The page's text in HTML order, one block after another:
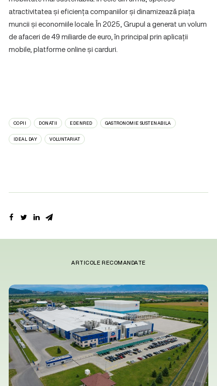
atractivitatea și eficiența companiilor și dinamizează piața
muncii și economiile locale. În 2025, Grupul a generat un volum
de afaceri de 49 miliarde de euro, în principal prin aplicații
mobile, platforme online și carduri.
COPII DONATII EDENRED GASTRONOMIE SUSTENABILA
IDEAL DAY VOLUNTARIAT
ARTICOLE RECOMANDATE